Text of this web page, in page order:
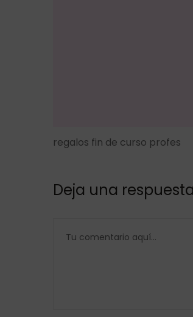
regalos fin de curso profes
Deja una respuesta